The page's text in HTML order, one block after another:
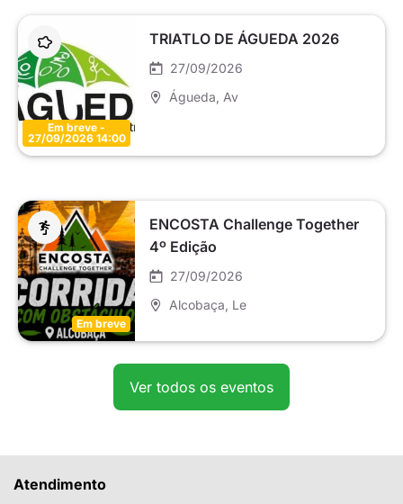
Em breve -
27/09/2026 14:00
TRIATLO DE ÁGUEDA 2026
27/09/2026
Águeda , Av
Em breve
ENCOSTA Challenge Together
4º Edição
27/09/2026
Alcobaça , Le
Ver todos os eventos
Atendimento